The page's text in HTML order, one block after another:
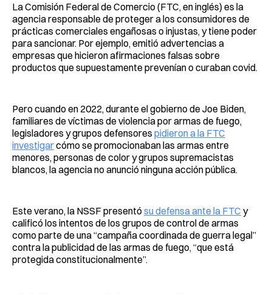
La Comisión Federal de Comercio (FTC, en inglés) es la
agencia responsable de proteger a los consumidores de
prácticas comerciales engañosas o injustas, y tiene poder
para sancionar. Por ejemplo, emitió advertencias a
empresas que hicieron afirmaciones falsas sobre
productos que supuestamente prevenían o curaban covid.
Pero cuando en 2022, durante el gobierno de Joe Biden,
familiares de víctimas de violencia por armas de fuego,
legisladores y grupos defensores pidieron a la FTC
investigarcómo se promocionaban las armas entre
menores, personas de color y grupos supremacistas
blancos, la agencia no anunció ninguna acción pública.
Este verano, la NSSF presentó su defensa ante la FTC y
calificó los intentos de los grupos de control de armas
como parte de una “campaña coordinada de guerra legal”
contra la publicidad de las armas de fuego, “que está
protegida constitucionalmente”.